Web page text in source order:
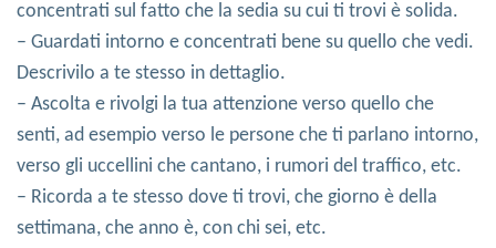
concentrati sul fatto che la sedia su cui ti trovi è solida.
– Guardati intorno e concentrati bene su quello che vedi.
Descrivilo a te stesso in dettaglio.
– Ascolta e rivolgi la tua attenzione verso quello che
senti, ad esempio verso le persone che ti parlano intorno,
verso gli uccellini che cantano, i rumori del traffico, etc.
– Ricorda a te stesso dove ti trovi, che giorno è della
settimana, che anno è, con chi sei, etc.